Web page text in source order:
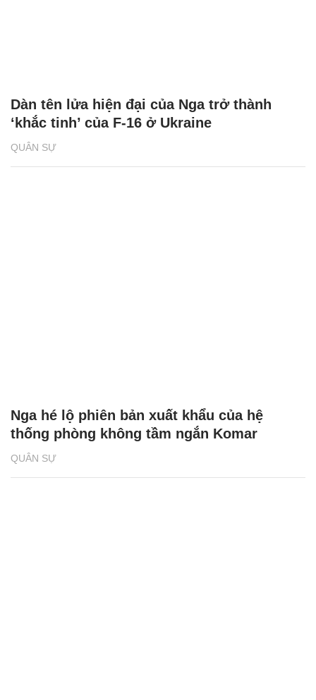
QUÂN SỰ
Dàn tên lửa hiện đại của Nga trở thành
‘khắc tinh’ của F-16 ở Ukraine
QUÂN SỰ
Nga hé lộ phiên bản xuất khẩu của hệ
thống phòng không tầm ngắn Komar